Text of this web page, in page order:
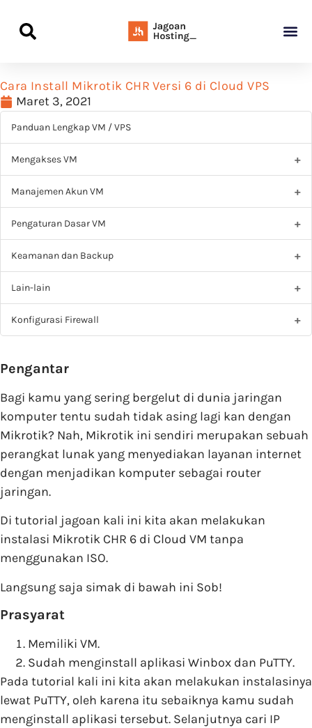
Cara Install Mikrotik CHR Versi 6 di Cloud VPS
Maret 3, 2021
Panduan Lengkap VM / VPS
Mengakses VM
Manajemen Akun VM
Pengaturan Dasar VM
Keamanan dan Backup
Lain-lain
Konfigurasi Firewall
Pengantar
Bagi kamu yang sering bergelut di dunia jaringan
komputer tentu sudah tidak asing lagi kan dengan
Mikrotik? Nah, Mikrotik ini sendiri merupakan sebuah
perangkat lunak yang menyediakan layanan internet
dengan menjadikan komputer sebagai router
jaringan.
Di tutorial jagoan kali ini kita akan melakukan
instalasi Mikrotik CHR 6 di Cloud VM tanpa
menggunakan ISO.
Langsung saja simak di bawah ini Sob!
Prasyarat
Memiliki VM.
Sudah menginstall aplikasi Winbox dan PuTTY.
Pada tutorial kali ini kita akan melakukan instalasinya
lewat PuTTY, oleh karena itu sebaiknya kamu sudah
menginstall aplikasi tersebut. Selanjutnya cari IP